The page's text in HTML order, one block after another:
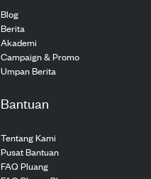
Blog
Berita
Akademi
Campaign & Promo
Umpan Berita
Bantuan
Tentang Kami
Pusat Bantuan
FAQ Pluang